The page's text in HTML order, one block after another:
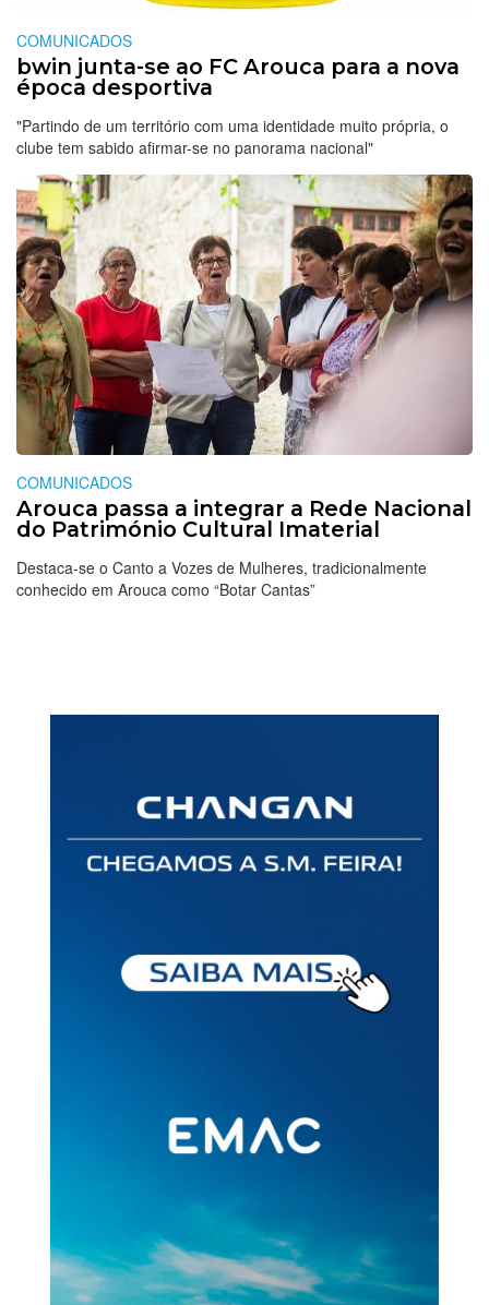
COMUNICADOS
bwin junta-se ao FC Arouca para a nova
época desportiva
"Partindo de um território com uma identidade muito própria, o
clube tem sabido afirmar-se no panorama nacional"
COMUNICADOS
Arouca passa a integrar a Rede Nacional
do Património Cultural Imaterial
Destaca-se o Canto a Vozes de Mulheres, tradicionalmente
conhecido em Arouca como “Botar Cantas”